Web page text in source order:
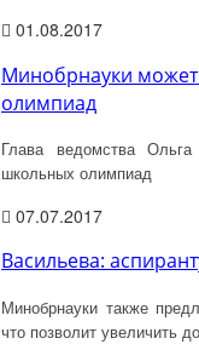
01.08.2017
Минобрнауки может
олимпиад
Глава ведомства
школьных олимпиад
07.07.2017
Васильева:
Минобрнауки также
что позволит увеличить